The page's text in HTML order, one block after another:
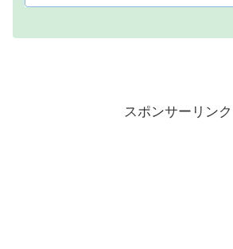
スポンサーリンク